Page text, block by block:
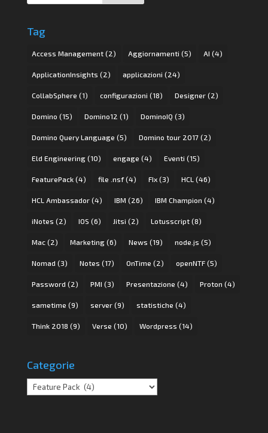
Tag
Access Management(2) Aggiornamenti (5) AI (4)
ApplicationInsights (2) applicazioni (24)
CollabSphere (1) configurazioni (18) Designer(2)
Domino (15) Domino12 (1) DominoIQ (3)
Domino Query Language (5) Domino tour 2017(2)
Eld Engineering(10) engage (4) Eventi (15)
FeaturePack(4) file .nsf(4) FIx(3) HCL (46)
HCL Ambassador(4) IBM (26) IBM Champion (4)
iNotes (2) IOS (6) Jitsi (2) Lotusscript(8)
Mac(2) Marketing(6) News (19) node.js (5)
Nomad (3) Notes (17) OnTime (2) openNTF(5)
Password (2) PMI (3) Presentazione (4) Proton (4)
sametime (9) server(9) statistiche (4)
Think 2018 (9) Verse (10) Wordpress (14)
Categorie
Categorie